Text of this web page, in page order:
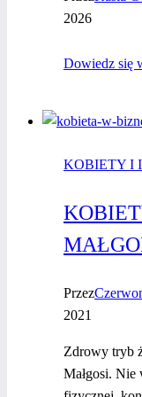
2026
Dowiedz się
KOBIETY I
Przez
2021
Zdrowy tryb
Małgosi. Nie